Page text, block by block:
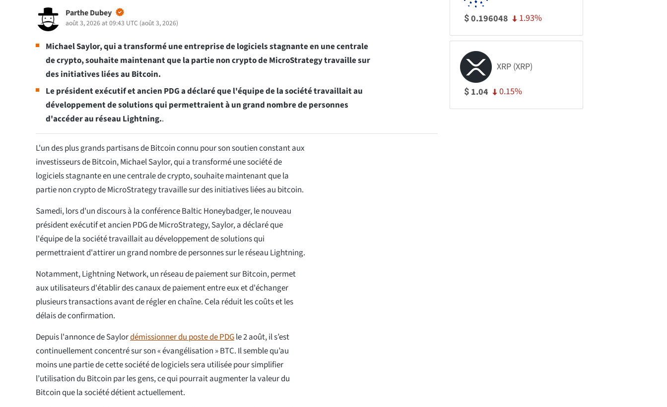
Parthe Dubey
août 3, 2026 at 09:43 UTC (août 3, 2026)
Michael Saylor, qui a transformé une entreprise de logiciels stagnante en une centrale
de crypto, souhaite maintenant que la partie non crypto de MicroStrategy travaille sur
des initiatives liées au Bitcoin.
Le président exécutif et ancien PDG a déclaré que l'équipe de la société travaillait au
développement de solutions qui permettraient à un grand nombre de personnes
d'accéder au réseau Lightning..
L'un des plus grands partisans de Bitcoin connu pour son soutien constant aux
investisseurs de Bitcoin, Michael Saylor, qui a transformé une société de
logiciels stagnante en une centrale de crypto, souhaite maintenant que la
partie non crypto de MicroStrategy travaille sur des initiatives liées au bitcoin.
Samedi, lors d'un discours à la conférence Baltic Honeybadger, le nouveau
président exécutif et ancien PDG de MicroStrategy, Saylor, a déclaré que
l'équipe de la société travaillait au développement de solutions qui
permettraient d'attirer un grand nombre de personnes sur le réseau Lightning.
Notamment, Lightning Network, un réseau de paiement sur Bitcoin, permet
aux utilisateurs d'établir des canaux de paiement entre eux et d'échanger
plusieurs transactions avant de régler en chaîne. Cela réduit les coûts et les
délais de confirmation.
Depuis l'annonce de Saylordémissionner du poste de PDGle 2 août, il s’est
continuellement concentré sur son « évangélisation » BTC. Il semble qu’au
moins une partie de cette société de logiciels sera utilisée pour simplifier
l’utilisation du Bitcoin par les gens, ce qui pourrait augmenter la valeur du
Bitcoin que la société détient actuellement.
$0.196048 1.93%
XRP (XRP)
$ 1.04 0.15%